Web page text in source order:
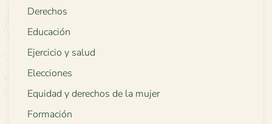
Derechos
Educación
Ejercicio y salud
Elecciones
Equidad y derechos de la mujer
Formación